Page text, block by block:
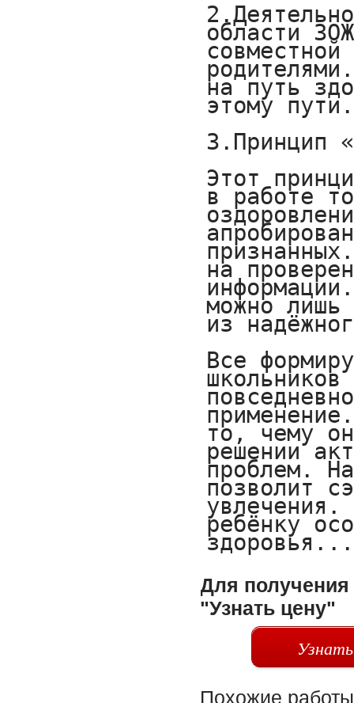
области
на путь
этому
3.Принцип
Этот
в работе
на
можно
из
Все
то, чему
решении
проблем.
позволит
увлечения.
ребёнку
Для
"Узнать цену"
Похожие